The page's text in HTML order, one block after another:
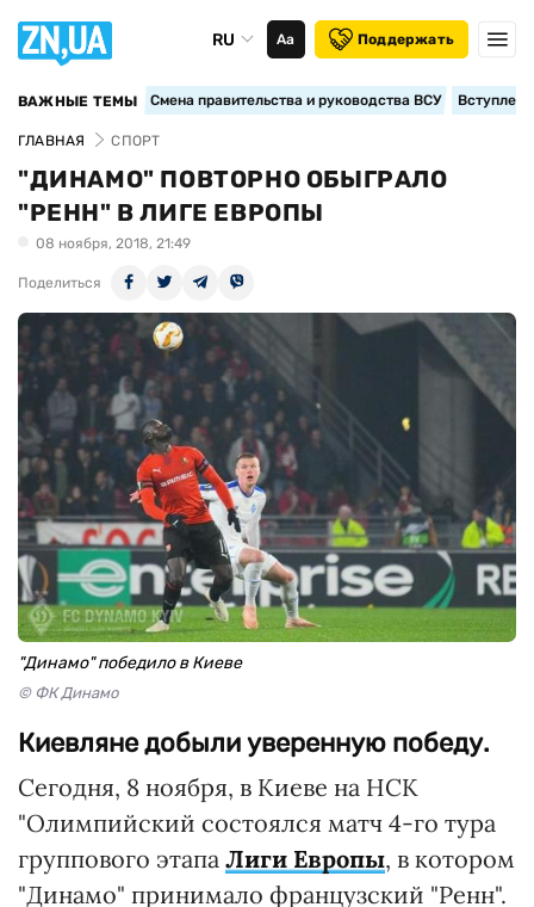
RU Аа Поддержать
ВАЖНЫЕ ТЕМЫ Смена правительства и руководства ВСУ
ГЛАВНАЯ СПОРТ
"ДИНАМО" ПОВТОРНО ОБЫГРАЛО
"РЕНН" В ЛИГЕ ЕВРОПЫ
08 ноября, 2018, 21:49
Поделиться
"Динамо" победило в Киеве
© ФК Динамо
Киевляне добыли уверенную победу.
Сегодня, 8 ноября, в Киеве на НСК
"Олимпийский состоялся матч 4-го тура
группового этапа Лиги Европы, в котором
"Динамо" принимало французский "Ренн".